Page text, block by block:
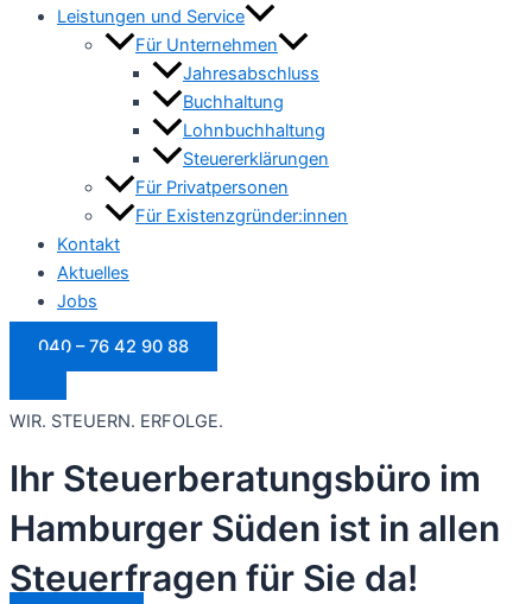
Leistungen und Service
Für Unternehmen
Jahresabschluss
Buchhaltung
Lohnbuchhaltung
Steuererklärungen
Für Privatpersonen
Für Existenzgründer:innen
Kontakt
Aktuelles
Jobs
040 – 76 42 90 88
WIR. STEUERN. ERFOLGE.
Ihr Steuerberatungsbüro im
Hamburger Süden ist in allen
Steuerfragen für Sie da!